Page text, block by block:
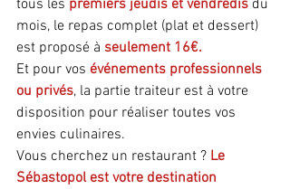
tous les premiers jeudis et vendredis du
mois, le repas complet (plat et dessert)
est proposé à seulement 16€.
Et pour vos événements professionnels
ou privés, la partie traiteur est à votre
disposition pour réaliser toutes vos
envies culinaires.
Vous cherchez un restaurant ? Le
Sébastopol est votre destination